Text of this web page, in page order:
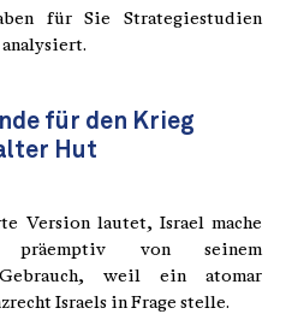
für Sie Strategiestudien
für den Krieg
Hut
Version lautet, Israel mache
von seinem
Gebrauch, weil ein atomar
Israels in Frage stelle.